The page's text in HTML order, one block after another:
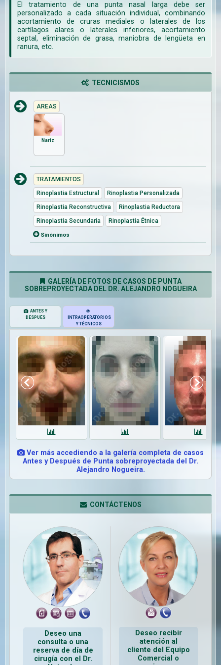
El tratamiento de una punta nasal larga debe ser
personalizado a cada situación individual, combinando
acortamiento de cruras mediales o laterales de los
cartílagos alares o laterales inferiores, acortamiento
septal, eliminación de grasa, maniobra de lengüeta en
ranura, etc.
TECNICISMOS
AREAS
Nariz
TRATAMIENTOS
Rinoplastia Estructural
Rinoplastia Personalizada
Rinoplastia Reconstructiva
Rinoplastia Reductora
Rinoplastia Secundaria
Rinoplastia Étnica
Sinónimos
GALERÍA DE FOTOS DE CASOS DE PUNTA
SOBREPROYECTADA DEL DR. ALEJANDRO NOGUEIRA
ANTES Y
DESPUÉS
INTRAOPERATORIOS
Y TÉCNICOS
Ver más accediendo a la galería completa de casos
Antes y Después de Punta sobreproyectada del Dr.
Alejandro Nogueira.
CONTÁCTENOS
Deseo una
consulta o una
reserva de día de
cirugía con el Dr.
Deseo recibir
atención al
cliente del Equipo
Comercial o